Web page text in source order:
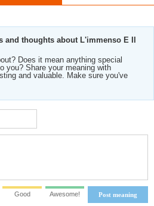
and thoughts about L'immenso E Il
Does it mean anything special
you? Share your meaning with
and valuable. Make sure you've
Post meaning
Good Awesome!